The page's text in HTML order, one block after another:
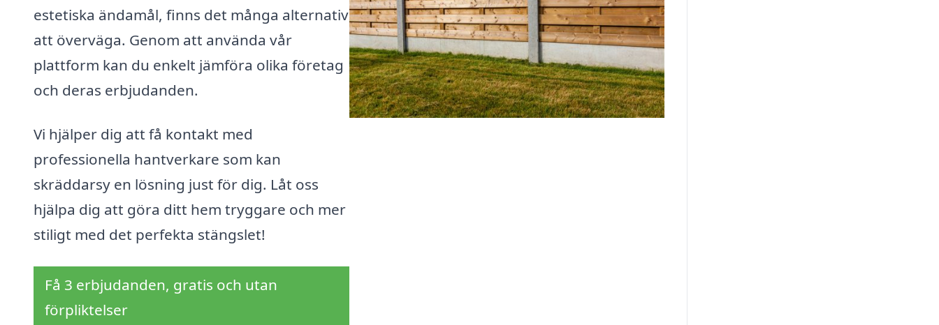
estetiska ändamål, finns det många alternativ
att överväga. Genom att använda vår
plattform kan du enkelt jämföra olika företag
och deras erbjudanden.
Vi hjälper dig att få kontakt med
professionella hantverkare som kan
skräddarsy en lösning just för dig. Låt oss
hjälpa dig att göra ditt hem tryggare och mer
stiligt med det perfekta stängslet!
Få 3 erbjudanden, gratis och utan
förpliktelser